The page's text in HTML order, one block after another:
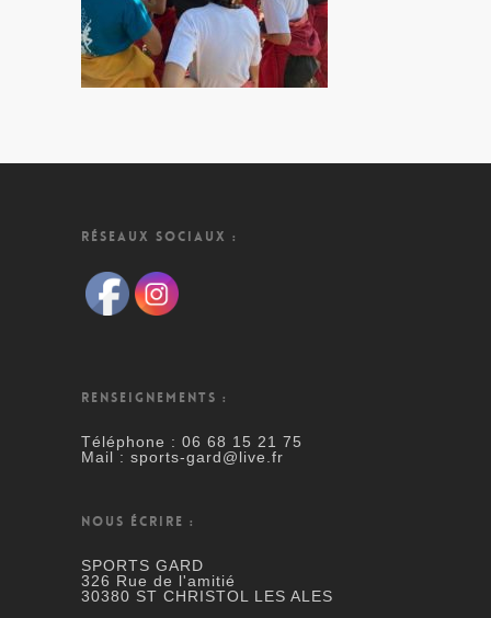
RÉSEAUX SOCIAUX :
RENSEIGNEMENTS :
Téléphone : 06 68 15 21 75
Mail : sports-gard@live.fr
NOUS ÉCRIRE :
SPORTS GARD
326 Rue de l'amitié
30380 ST CHRISTOL LES ALES